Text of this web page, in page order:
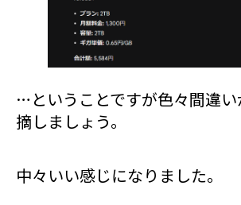
…ということですが色々間違
摘しましょう。
中々いい感じになりました。